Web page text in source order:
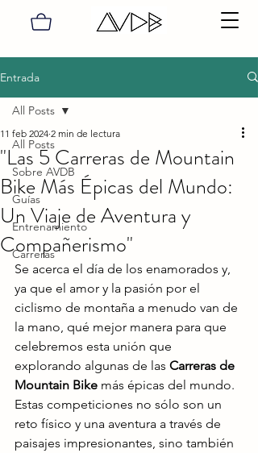
Entrada
All Posts
Sobre AVDB
Guías
Entrenamiento
Carreras
All Posts
"Las 5 Carreras de Mountain
Bike Más Épicas del Mundo:
Un Viaje de Aventura y
Compañerismo"
11 feb 2024 2 min de lectura
Se acerca el día de los enamorados y,
ya que el amor y la pasión por el
ciclismo de montaña a menudo van de
la mano, qué mejor manera para que
celebremos esta unión que
explorando algunas de las Carreras de
Mountain Bike más épicas del mundo.
Estas competiciones no sólo son un
reto físico y una aventura a través de
paisajes impresionantes, sino también